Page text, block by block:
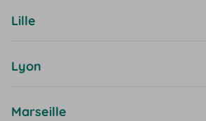
Lille
Lyon
Marseille